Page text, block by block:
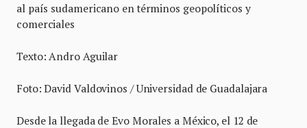
al país sudamericano en términos geopolíticos y
comerciales
Texto: Andro Aguilar
Foto: David Valdovinos / Universidad de Guadalajara
Desde la llegada de Evo Morales a México, el 12 de